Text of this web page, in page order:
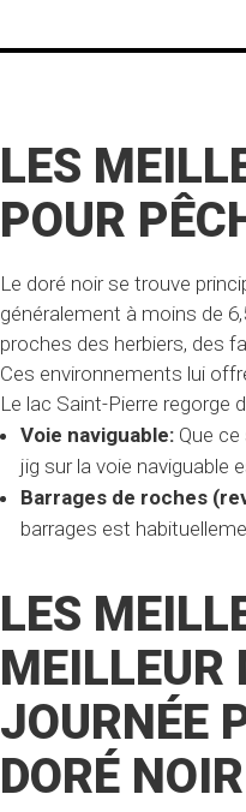
LES
POUR
Le doré noir se trouve
généralement à moins de
proches des herbiers, des
Ces environnements lui
Le lac Saint-Pierre regorge
Voie naviguable: Que
jig sur la voie naviguable
Barrages de roches
barrages est
LES
MEILLEUR
JOURNÉE
DORÉ NOIR